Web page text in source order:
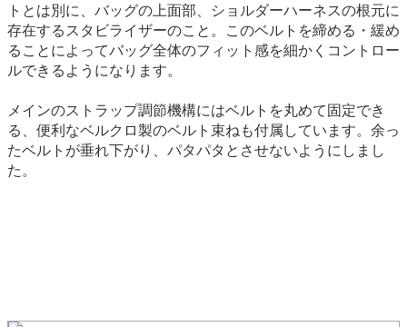
トとは別に、バッグの上面部、ショルダーハーネスの根元に
存在するスタビライザーのこと。このベルトを締める・緩め
ることによってバッグ全体のフィット感を細かくコントロー
ルできるようになります。
メインのストラップ調節機構にはベルトを丸めて固定でき
る、便利なベルクロ製のベルト束ねも付属しています。余っ
たベルトが垂れ下がり、パタパタとさせないようにしまし
た。